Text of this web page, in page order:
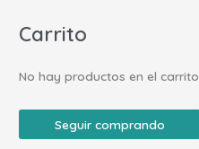
Carrito
No hay productos en el carrito.
Seguir comprando